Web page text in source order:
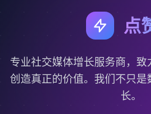
点
专业社交媒体增长服务商，
创造真正的价值。我们不只
长。